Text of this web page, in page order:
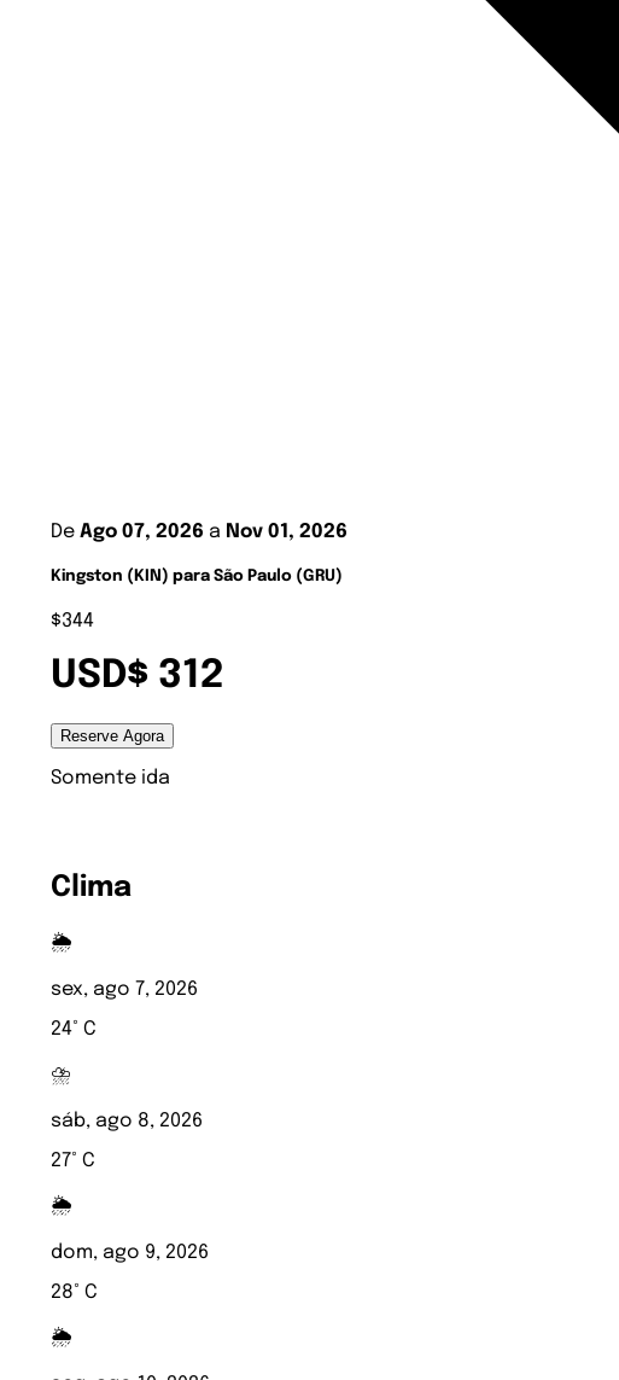
De Ago 07, 2026 a Nov 01, 2026
Kingston (KIN) para São Paulo (GRU)
$344
USD$ 312
Reserve Agora
Somente ida
Clima
🌦️
sex, ago 7, 2026
24° C
⛈️
sáb, ago 8, 2026
27° C
🌦️
dom, ago 9, 2026
28° C
🌦️